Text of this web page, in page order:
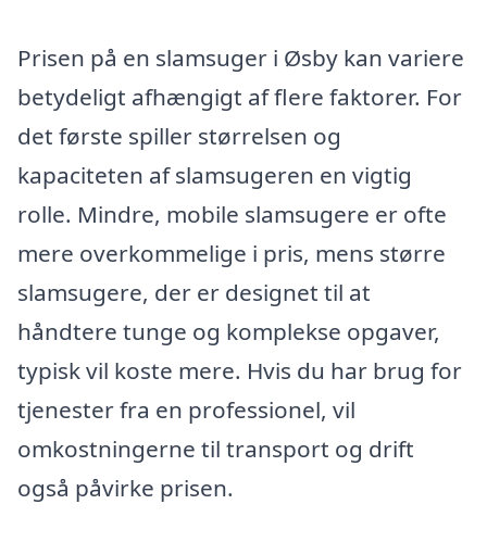
Prisen på en slamsuger i Øsby kan variere
betydeligt afhængigt af flere faktorer. For
det første spiller størrelsen og
kapaciteten af slamsugeren en vigtig
rolle. Mindre, mobile slamsugere er ofte
mere overkommelige i pris, mens større
slamsugere, der er designet til at
håndtere tunge og komplekse opgaver,
typisk vil koste mere. Hvis du har brug for
tjenester fra en professionel, vil
omkostningerne til transport og drift
også påvirke prisen.